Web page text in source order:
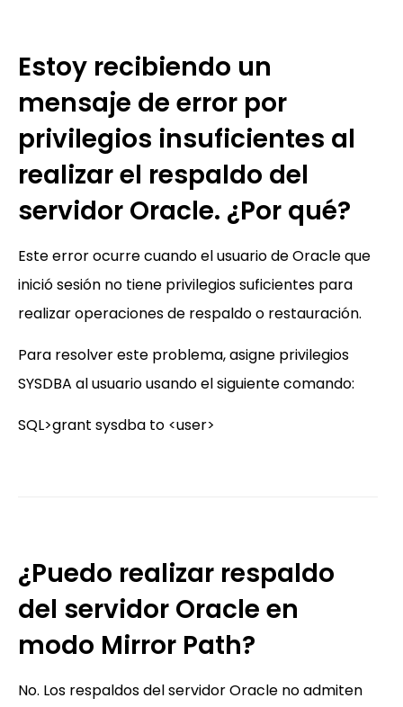
Estoy recibiendo un
mensaje de error por
privilegios insuficientes al
realizar el respaldo del
servidor Oracle. ¿Por qué?
Este error ocurre cuando el usuario de Oracle que
inició sesión no tiene privilegios suficientes para
realizar operaciones de respaldo o restauración.
Para resolver este problema, asigne privilegios
SYSDBA al usuario usando el siguiente comando:
SQL>grant sysdba to <user>
¿Puedo realizar respaldo
del servidor Oracle en
modo Mirror Path?
No. Los respaldos del servidor Oracle no admiten